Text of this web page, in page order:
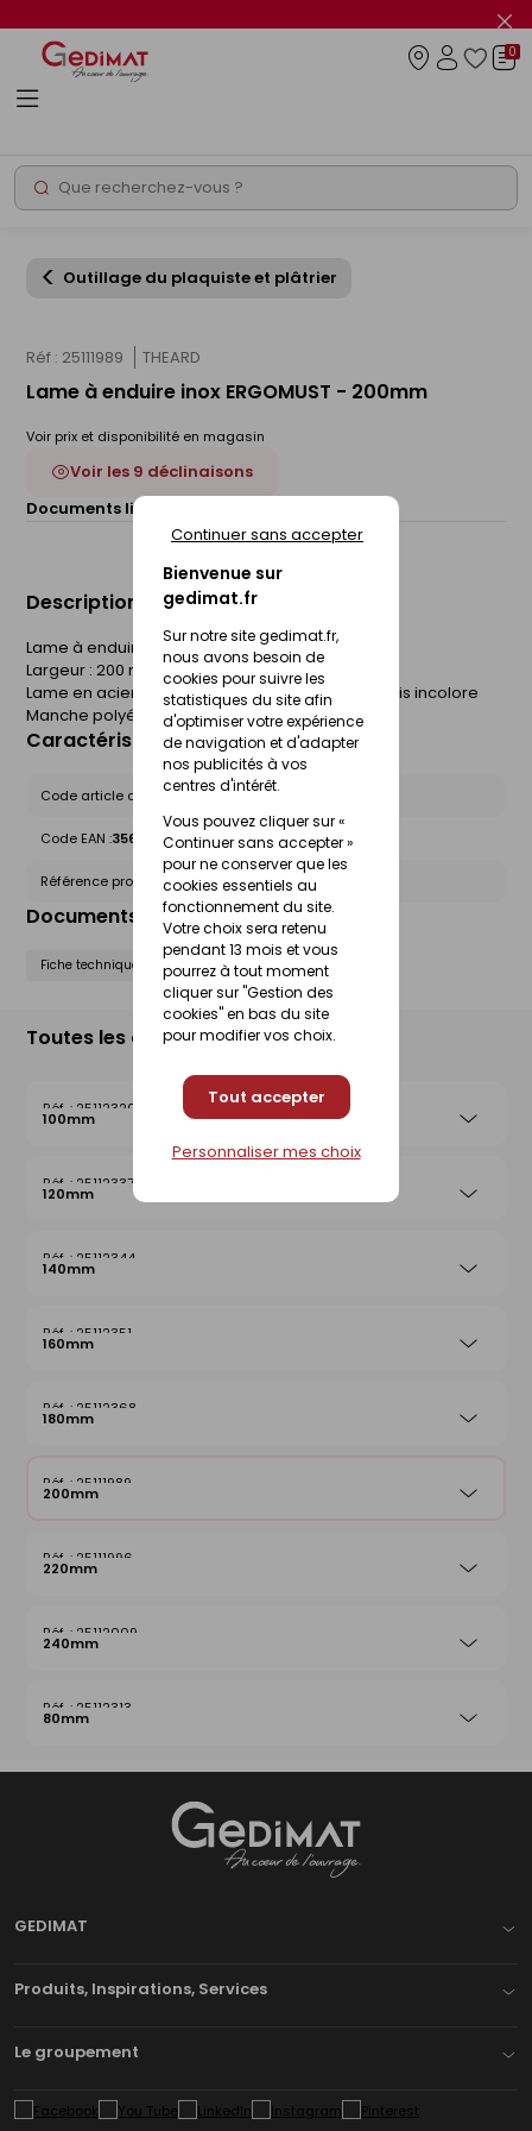
Bienvenue sur
gedimat.fr
Sur notre site gedimat.fr,
nous avons besoin de
cookies pour suivre les
statistiques du site afin
d'optimiser votre expérience
de navigation et d'adapter
nos publicités à vos
centres d'intérêt.
Vous pouvez cliquer sur «
Continuer sans accepter »
pour ne conserver que les
cookies essentiels au
fonctionnement du site.
Votre choix sera retenu
pendant 13 mois et vous
pourrez à tout moment
cliquer sur "Gestion des
cookies" en bas du site
pour modifier vos choix.
Tout accepter
Continuer sans accepter
Personnaliser mes choix
le
info
Rechercher
0
Outillage du plaquiste et plâtrier
Réf : 25111989 THEARD
Lame à enduire inox ERGOMUST - 200mm
Voir prix et disponibilité en magasin
Voir les 9 déclinaisons
Documents liés :
Description du produit
Lame à enduire
Largeur : 200 mm
Lame en acier inoxydable, protégée par un vernis incolore
Manche polyéthylène armé et riveté.
Caractéristiques du produit
Code article chez le fournisseur :4171
Code EAN :3561810013620
Référence produit nationale Gedimat : 25111989
Documents liés
Fiche technique
Toutes les déclinaisons
25112320
100mm
25112337
120mm
25112344
140mm
25112351
160mm
25112368
180mm
25111989
200mm
25111996
220mm
25112009
240mm
25112313
80mm
GEDIMAT
Produits, Inspirations, Services
Le groupement